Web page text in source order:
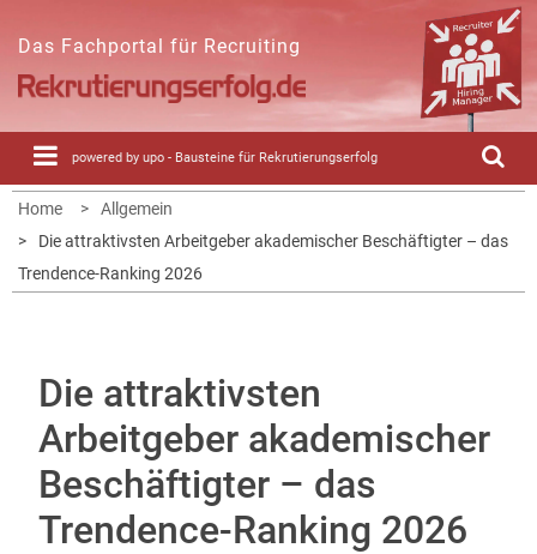
content
Das Fachportal für Recruiting
powered by upo - Bausteine für Rekrutierungserfolg
Home
Allgemein
Die attraktivsten Arbeitgeber akademischer Beschäftigter – das
Trendence-Ranking 2026
Die attraktivsten
Arbeitgeber akademischer
Beschäftigter – das
Trendence-Ranking 2026